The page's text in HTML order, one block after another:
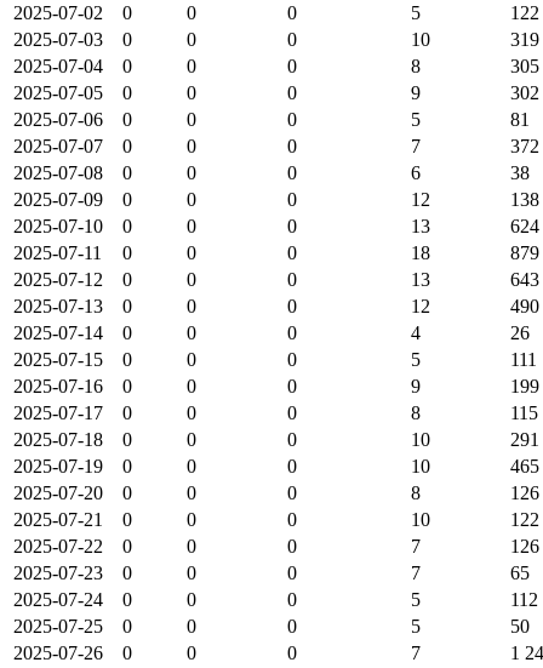
2025-07-02
0 0 0 5
122
2025-07-03
0 0 0 10
319
2025-07-04
0 0 0 8
305
2025-07-05
0 0 0 9
302
2025-07-06
0 0 0 5
81
2025-07-07
0 0 0 7
372
2025-07-08
0 0 0 6
38
2025-07-09
0 0 0 12
138
2025-07-10
0 0 0 13
624
2025-07-11
0 0 0 18
879
2025-07-12
0 0 0 13
643
2025-07-13
0 0 0 12
490
2025-07-14
0 0 0 4
26
2025-07-15
0 0 0 5
111
2025-07-16
0 0 0 9
199
2025-07-17
0 0 0 8
115
2025-07-18
0 0 0 10
291
2025-07-19
0 0 0 10
465
2025-07-20
0 0 0 8
126
2025-07-21
0 0 0 10
122
2025-07-22
0 0 0 7
126
2025-07-23
0 0 0 7
65
2025-07-24
0 0 0 5
112
2025-07-25
0 0 0 5
50
2025-07-26
0 0 0 7
1